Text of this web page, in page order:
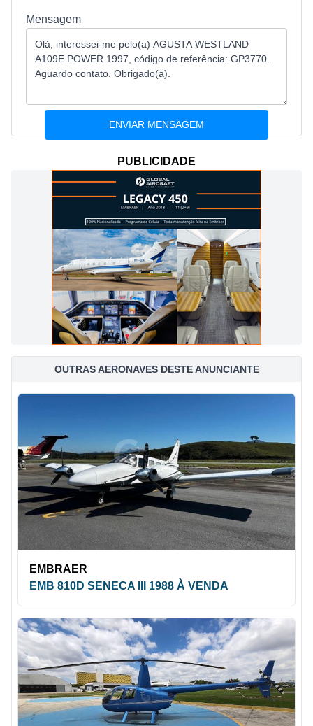
Mensagem
PUBLICIDADE
OUTRAS AERONAVES DESTE ANUNCIANTE
EMBRAER
EMB 810D SENECA III 1988 À VENDA